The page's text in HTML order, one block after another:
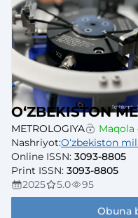
OʻZBEKISTON
METROLOGIYA
Nashriyot:Oʻzbekiston
Online ISSN: 3093-8805
Print ISSN: 3093-8805
2025
5.0 95
Obuna